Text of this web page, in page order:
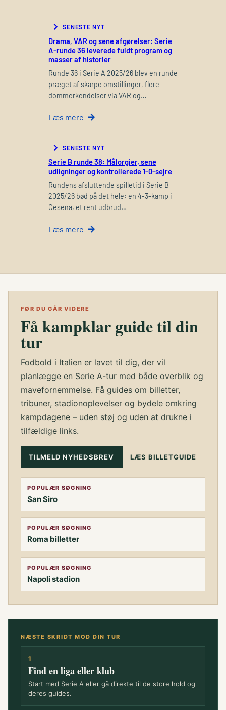
SENESTE NYT
Drama, VAR og sene afgørelser: Serie
A-runde 36 leverede fuldt program og
masser af historier
Runde 36 i Serie A 2025/26 blev en runde
præget af skarpe omstillinger, flere
dommerkendelser via VAR og…
Læs mere
SENESTE NYT
Serie B runde 38: Målorgier, sene
udligninger og kontrollerede 1-0-sejre
Rundens afsluttende spilletid i Serie B
2025/26 bød på det hele: en 4-3-kamp i
Cesena, et rent udbrud…
Læs mere
FØR DU GÅR VIDERE
Få kampklar guide til din
tur
Fodbold i Italien er lavet til dig, der vil
planlægge en Serie A-tur med både overblik og
mavefornemmelse. Få guides om billetter,
tribuner, stadionoplevelser og bydele omkring
kampdagene – uden støj og uden at drukne i
tilfældige links.
TILMELD NYHEDSBREV LÆS BILLETGUIDE
POPULÆR SØGNING
San Siro
POPULÆR SØGNING
Roma billetter
POPULÆR SØGNING
Napoli stadion
NÆSTE SKRIDT MOD DIN TUR
1
Find en liga eller klub
Start med Serie A eller gå direkte til de store hold og
deres guides.